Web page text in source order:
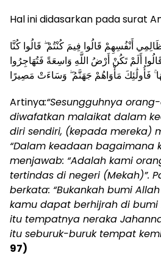
Hal ini didasarkan pada surat
أَنْفُسِهِمْ قَالُوا فِيمَ كُنْتُمْ ۖ قَالُوا كُنَّا
أَلَمْ تَكُنْ أَرْضُ اللَّهِ وَاسِعَةً فَتُهَاجِرُوا
فَأُولَٰئِكَ مَأْوَاهُمْ جَهَنَّمُ ۖ وَسَاءَتْ مَصِيرًا
Artinya:“Sesungguhnya
diwafatkan malaikat dalam
diri sendiri, (kepada mereka)
“Dalam keadaan bagaimana
menjawab: “Adalah kami
tertindas di negeri (Mekah)”.
berkata: “Bukankah bumi
kamu dapat berhijrah di bumi
itu tempatnya neraka
itu seburuk-buruk tempat
97)